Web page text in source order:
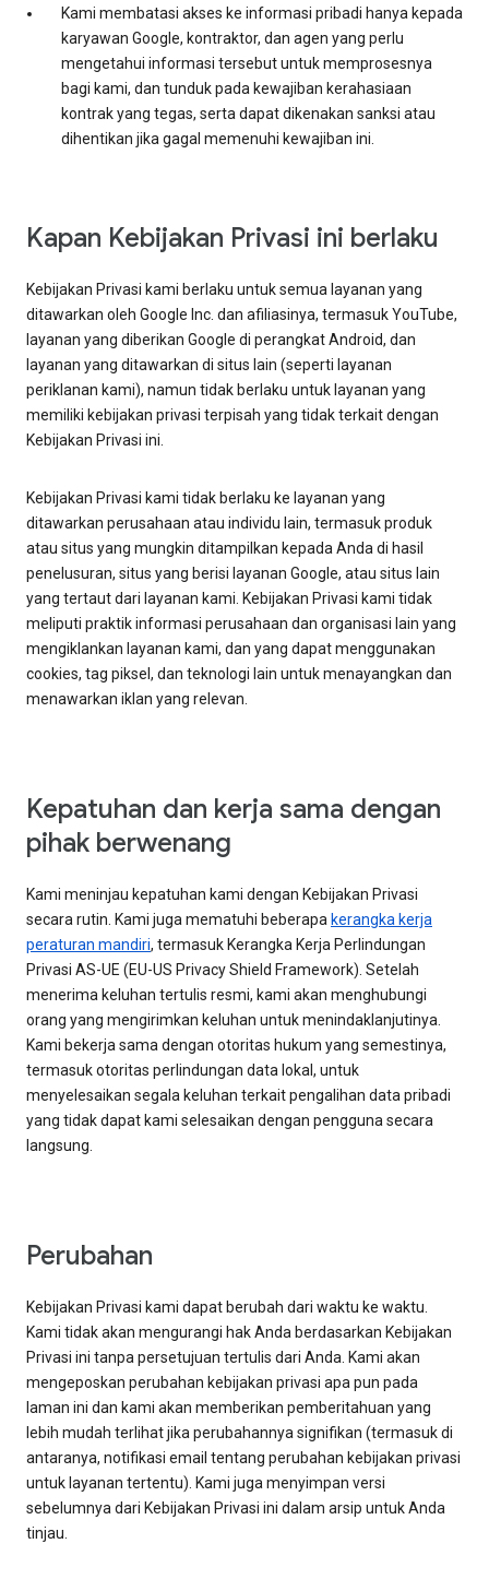
Kami membatasi akses ke informasi pribadi hanya kepada
karyawan Google, kontraktor, dan agen yang perlu
mengetahui informasi tersebut untuk memprosesnya
bagi kami, dan tunduk pada kewajiban kerahasiaan
kontrak yang tegas, serta dapat dikenakan sanksi atau
dihentikan jika gagal memenuhi kewajiban ini.
Kapan Kebijakan Privasi ini berlaku
Kebijakan Privasi kami berlaku untuk semua layanan yang
ditawarkan oleh Google Inc. dan afiliasinya, termasuk YouTube,
layanan yang diberikan Google di perangkat Android, dan
layanan yang ditawarkan di situs lain (seperti layanan
periklanan kami), namun tidak berlaku untuk layanan yang
memiliki kebijakan privasi terpisah yang tidak terkait dengan
Kebijakan Privasi ini.
Kebijakan Privasi kami tidak berlaku ke layanan yang
ditawarkan perusahaan atau individu lain, termasuk produk
atau situs yang mungkin ditampilkan kepada Anda di hasil
penelusuran, situs yang berisi layanan Google, atau situs lain
yang tertaut dari layanan kami. Kebijakan Privasi kami tidak
meliputi praktik informasi perusahaan dan organisasi lain yang
mengiklankan layanan kami, dan yang dapat menggunakan
cookies, tag piksel, dan teknologi lain untuk menayangkan dan
menawarkan iklan yang relevan.
Kepatuhan dan kerja sama dengan
pihak berwenang
Kami meninjau kepatuhan kami dengan Kebijakan Privasi
secara rutin. Kami juga mematuhi beberapa kerangka kerja
peraturan mandiri, termasuk Kerangka Kerja Perlindungan
Privasi AS-UE (EU-US Privacy Shield Framework). Setelah
menerima keluhan tertulis resmi, kami akan menghubungi
orang yang mengirimkan keluhan untuk menindaklanjutinya.
Kami bekerja sama dengan otoritas hukum yang semestinya,
termasuk otoritas perlindungan data lokal, untuk
menyelesaikan segala keluhan terkait pengalihan data pribadi
yang tidak dapat kami selesaikan dengan pengguna secara
langsung.
Perubahan
Kebijakan Privasi kami dapat berubah dari waktu ke waktu.
Kami tidak akan mengurangi hak Anda berdasarkan Kebijakan
Privasi ini tanpa persetujuan tertulis dari Anda. Kami akan
mengeposkan perubahan kebijakan privasi apa pun pada
laman ini dan kami akan memberikan pemberitahuan yang
lebih mudah terlihat jika perubahannya signifikan (termasuk di
antaranya, notifikasi email tentang perubahan kebijakan privasi
untuk layanan tertentu). Kami juga menyimpan versi
sebelumnya dari Kebijakan Privasi ini dalam arsip untuk Anda
tinjau.